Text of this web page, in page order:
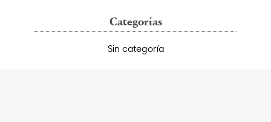
Categorías
Sin categoría